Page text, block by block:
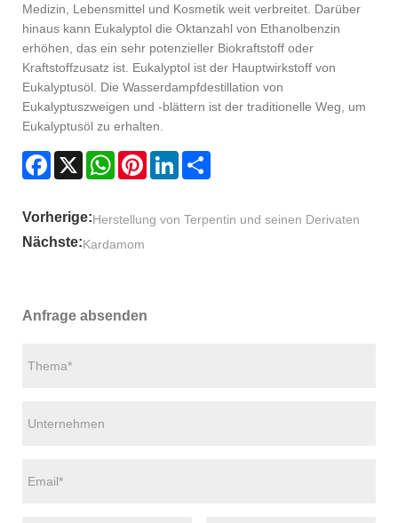
Medizin, Lebensmittel und Kosmetik weit verbreitet. Darüber
hinaus kann Eukalyptol die Oktanzahl von Ethanolbenzin
erhöhen, das ein sehr potenzieller Biokraftstoff oder
Kraftstoffzusatz ist. Eukalyptol ist der Hauptwirkstoff von
Eukalyptusöl. Die Wasserdampfdestillation von
Eukalyptuszweigen und -blättern ist der traditionelle Weg, um
Eukalyptusöl zu erhalten.
Facebook
X WhatsAppPinterestLinkedIn
Vorherige:Herstellung von Terpentin und seinen Derivaten
Nächste:Kardamom
Anfrage absenden